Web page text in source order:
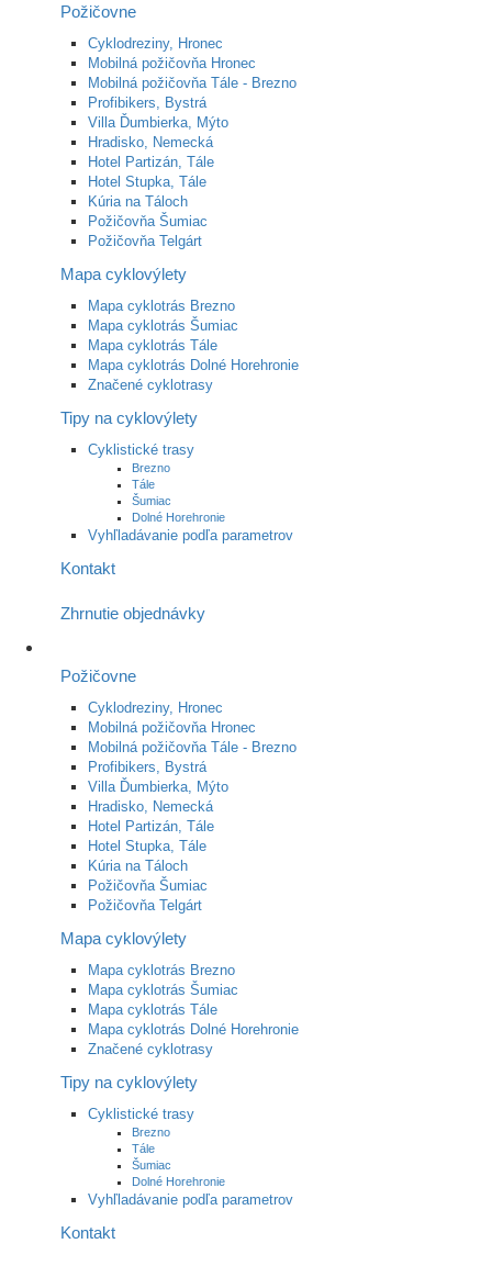
Požičovne
Cyklodreziny, Hronec
Mobilná požičovňa Hronec
Mobilná požičovňa Tále - Brezno
Profibikers, Bystrá
Villa Ďumbierka, Mýto
Hradisko, Nemecká
Hotel Partizán, Tále
Hotel Stupka, Tále
Kúria na Táloch
Požičovňa Šumiac
Požičovňa Telgárt
Mapa cyklovýlety
Mapa cyklotrás Brezno
Mapa cyklotrás Šumiac
Mapa cyklotrás Tále
Mapa cyklotrás Dolné Horehronie
Značené cyklotrasy
Tipy na cyklovýlety
Cyklistické trasy
Brezno
Tále
Šumiac
Dolné Horehronie
Vyhľladávanie podľa parametrov
Kontakt
Zhrnutie objednávky
Požičovne
Cyklodreziny, Hronec
Mobilná požičovňa Hronec
Mobilná požičovňa Tále - Brezno
Profibikers, Bystrá
Villa Ďumbierka, Mýto
Hradisko, Nemecká
Hotel Partizán, Tále
Hotel Stupka, Tále
Kúria na Táloch
Požičovňa Šumiac
Požičovňa Telgárt
Mapa cyklovýlety
Mapa cyklotrás Brezno
Mapa cyklotrás Šumiac
Mapa cyklotrás Tále
Mapa cyklotrás Dolné Horehronie
Značené cyklotrasy
Tipy na cyklovýlety
Cyklistické trasy
Brezno
Tále
Šumiac
Dolné Horehronie
Vyhľladávanie podľa parametrov
Kontakt